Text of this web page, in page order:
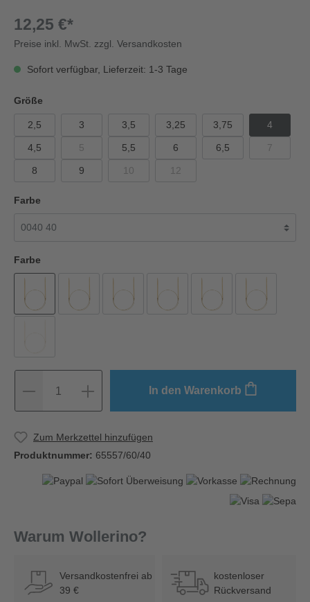
12,25 €*
Preise inkl. MwSt. zzgl. Versandkosten
Sofort verfügbar, Lieferzeit: 1-3 Tage
Größe
2,5 3 3,5 3,25 3,75 4
4,5 5 5,5 6 6,5 7
8 9 10 12
Farbe
Farbe
1 In den Warenkorb
Zum Merkzettel hinzufügen
Produktnummer: 65557/60/40
Warum Wollerino?
Versandkostenfrei ab
39 €
kostenloser
Rückversand